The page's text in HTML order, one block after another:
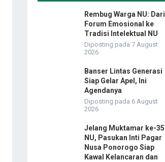
Rembug Warga NU: Dari
Forum Emosional ke
Tradisi Intelektual NU
Diposting pada 7 August
2026
Banser Lintas Generasi
Siap Gelar Apel, Ini
Agendanya
Diposting pada 6 August
2026
Jelang Muktamar ke-35
NU, Pasukan Inti Pagar
Nusa Ponorogo Siap
Kawal Kelancaran dan